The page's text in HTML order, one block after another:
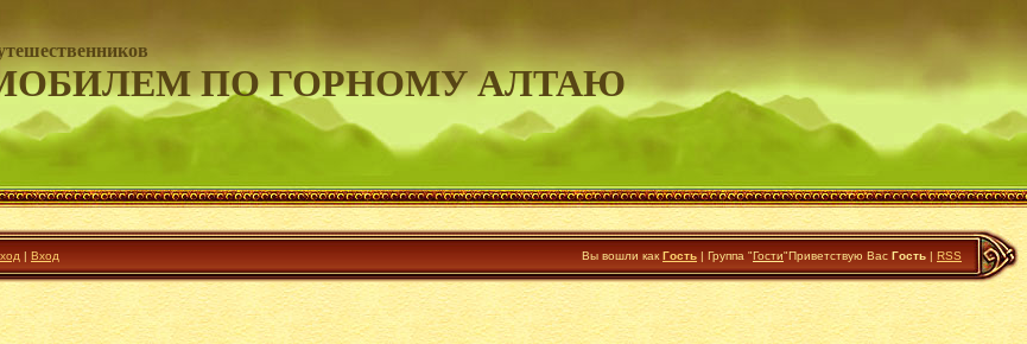
ПО ГОРНОМУ АЛТАЮ
| Вход Вы вошли как Гость | Группа "Гости"Приветствую Вас Гость | RSS